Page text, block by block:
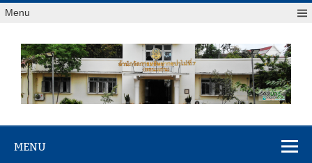
Menu
สจป.ที่ 7
(ขอนแก่น)
MENU